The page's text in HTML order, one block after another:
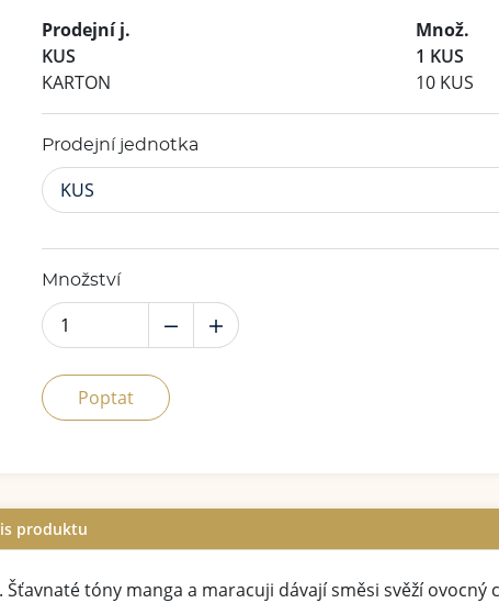
Prodejní j.
Množ.
KUS
1 KUS
KARTON
10 KUS
Prodejní jednotka
KUS
Množství
Poptat
produktu
tóny manga a maracuji dávají směsi svěží ovocný